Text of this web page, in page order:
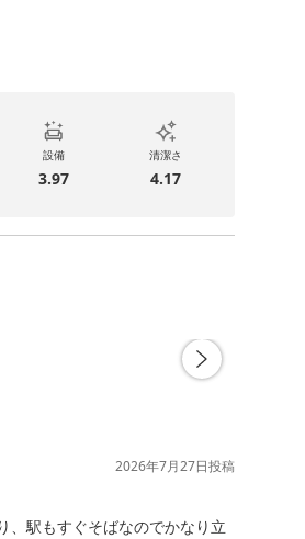
設備
3.97
清潔さ
4.17
2026年7月27日投稿
、駅もすぐそばなのでかなり立